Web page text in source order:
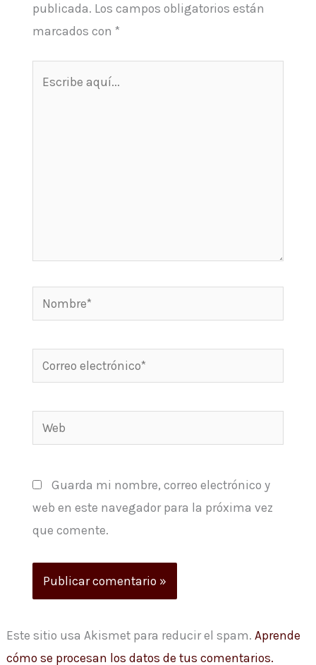
publicada. Los campos obligatorios están
marcados con *
Nombre*
Correo
electrónico*
Web
Guarda mi nombre, correo electrónico y
web en este navegador para la próxima vez
que comente.
Este sitio usa Akismet para reducir el spam. Aprende
cómo se procesan los datos de tus comentarios.